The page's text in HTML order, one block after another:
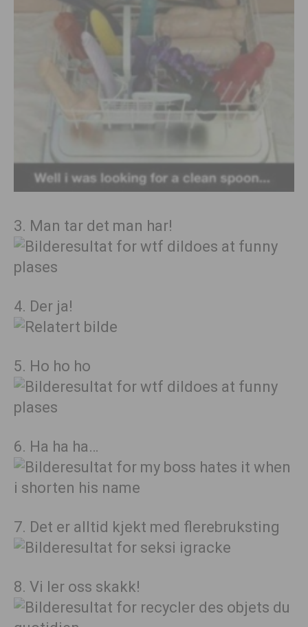
3. Man tar det man har!
4. Der ja!
5. Ho ho ho
6. Ha ha ha…
7. Det er alltid kjekt med flerebruksting
8. Vi ler oss skakk!